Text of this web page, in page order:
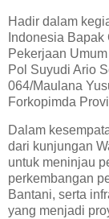
Hadir dalam
Indonesia
Pekerjaan
Pol Suyudi Ario
064/Maulana
Forkopimda
Dalam
dari kunjungan
untuk meninjau
perkembangan
Bantani, serta
yang menjadi